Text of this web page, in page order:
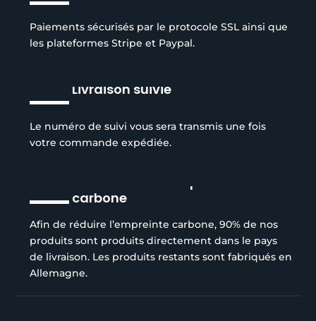
Paiements sécurisés par le protocole SSL ainsi que
les plateformes Stripe et Paypal.
Livraison suivie
Le numéro de suivi vous sera transmis une fois
votre commande expédiée.
Réduction de l’empreinte
carbone
Afin de réduire l’empreinte carbone, 90% de nos
produits sont produits directement dans le pays
de livraison. Les produits restants sont fabriqués en
Allemagne.